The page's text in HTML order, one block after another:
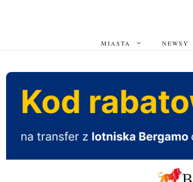
MIASTA NEWSY